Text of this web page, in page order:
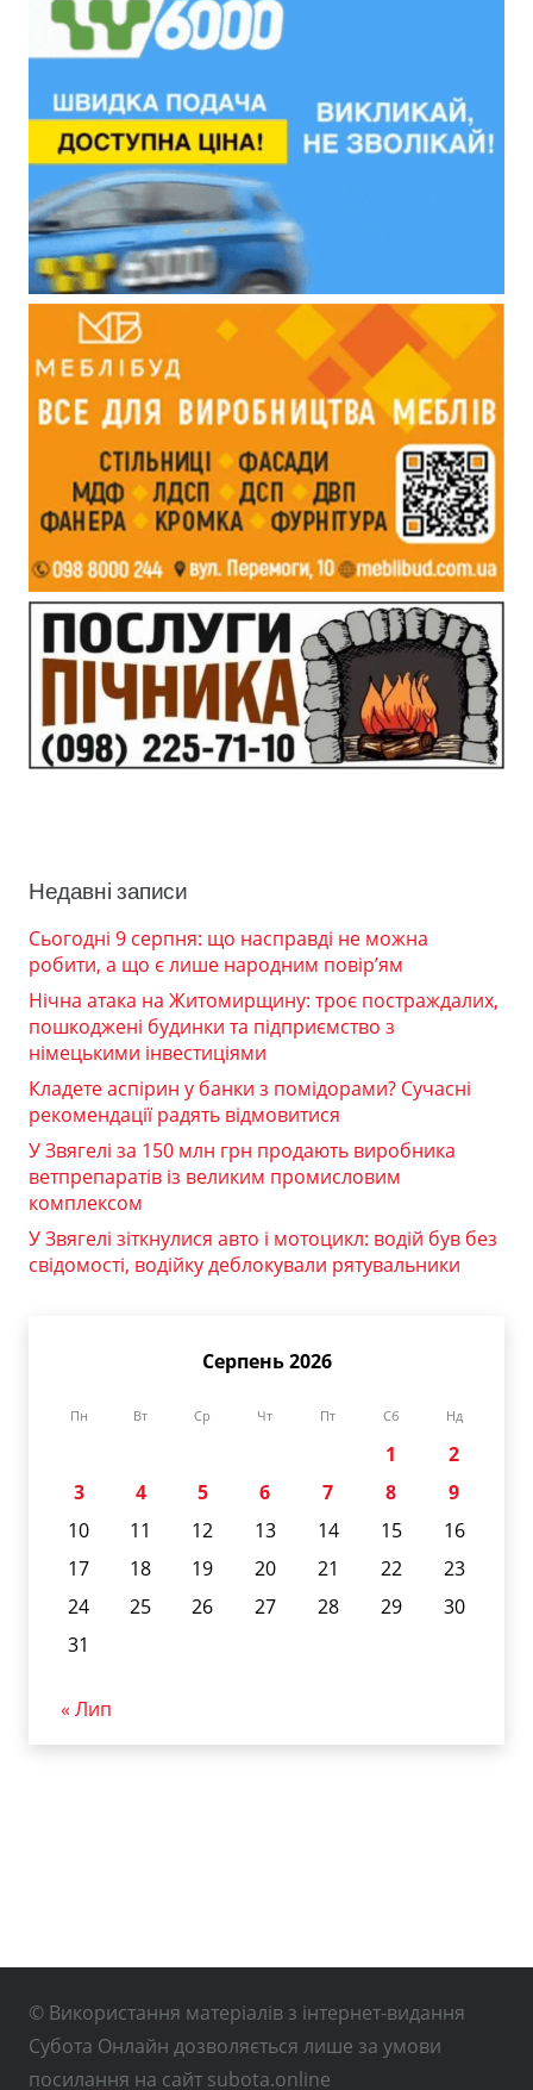
Недавні записи
Сьогодні 9 серпня: що насправді не можна
робити, а що є лише народним повір’ям
Нічна атака на Житомирщину: троє постраждалих,
пошкоджені будинки та підприємство з
німецькими інвестиціями
Кладете аспірин у банки з помідорами? Сучасні
рекомендації радять відмовитися
У Звягелі за 150 млн грн продають виробника
ветпрепаратів із великим промисловим
комплексом
У Звягелі зіткнулися авто і мотоцикл: водій був без
свідомості, водійку деблокували рятувальники
Серпень 2026
Пн Вт Ср Чт Пт Сб Нд
1
2
3
4 5 6 7 8
9
10
11 12 13 14 15
16
17
18 19 20 21 22
23
24
25 26 27 28 29
30
31
« Лип
© Використання матеріалів з інтернет-видання
Субота Онлайн дозволяється лише за умови
посилання на сайт subota.online